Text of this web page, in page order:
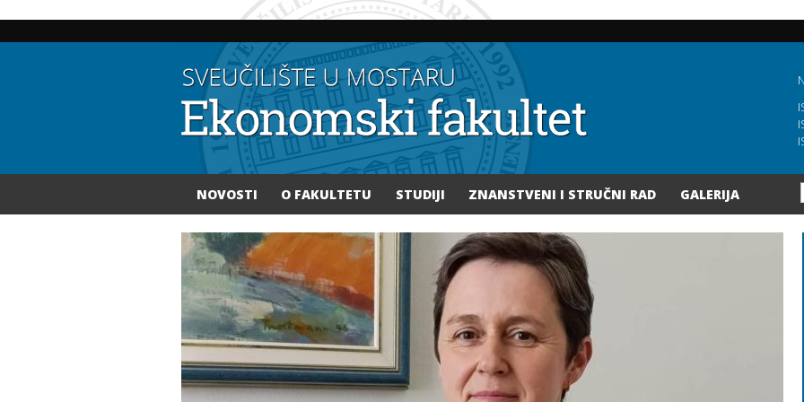
glavni
NOVOSTI O FAKULTETU STUDIJI ZNANSTVENI I STRUČNI RAD GALERIJA
Vi ste ovdje